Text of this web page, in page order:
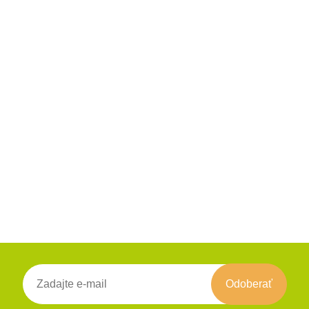
Odoberať